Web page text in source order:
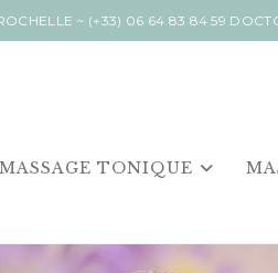
~ (+33) 06 64 83 84 59
MASSAGE TONIQUE